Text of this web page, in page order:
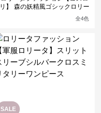
リ】 森の妖精風ゴシックロリー
全4色
SALE